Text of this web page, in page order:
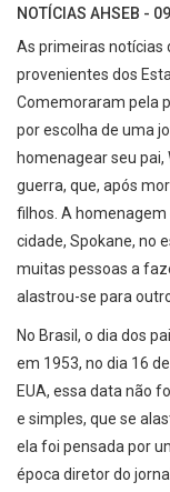
NOTÍCIAS AHSEB -
As primeiras notícias
provenientes dos
Comemoraram pela
por escolha de uma
homenagear seu
guerra, que, após
filhos. A
cidade, Spokane, no
muitas pessoas a
alastrou-se para
No Brasil, o dia dos
em 1953, no dia 16
EUA, essa data não
e simples, que se
ela foi pensada por
época diretor do jornal